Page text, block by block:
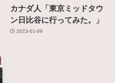
カナダ人「東京ミッドタウ
ン日比谷に行ってみた。」
2023-01-09